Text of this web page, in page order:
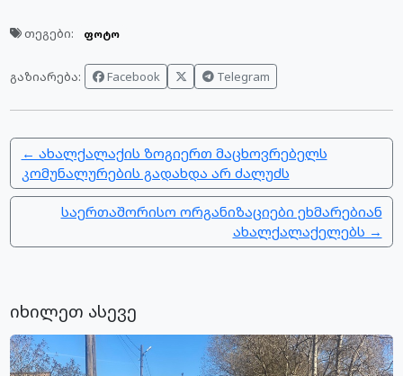
თეგები: ფოტო
გაზიარება: Facebook Telegram
← ახალქალაქის ზოგიერთ მაცხოვრებელს
კომუნალურების გადახდა არ ძალუძს
საერთაშორისო ორგანიზაციები ეხმარებიან
ახალქალაქელებს →
იხილეთ ასევე